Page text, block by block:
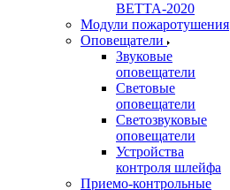
ВЕТТА-2020
Модули пожаротушения
Оповещатели
Звуковые
оповещатели
Световые
оповещатели
Светозвуковые
оповещатели
Устройства
контроля шлейфа
Приемо-контрольные